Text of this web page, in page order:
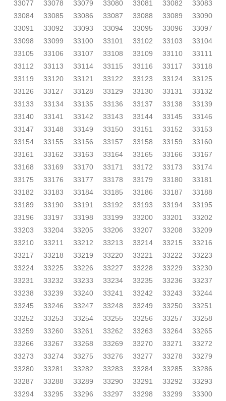
33077
33078 33079 33080 33081 33082
33083
33084
33085 33086 33087 33088 33089
33090
33091
33092 33093 33094 33095 33096
33097
33098
33099 33100 33101 33102 33103
33104
33105
33106 33107 33108 33109 33110
33111
33112
33113 33114 33115 33116 33117
33118
33119
33120 33121 33122 33123 33124
33125
33126
33127 33128 33129 33130 33131
33132
33133
33134 33135 33136 33137 33138
33139
33140
33141 33142 33143 33144 33145
33146
33147
33148 33149 33150 33151 33152
33153
33154
33155 33156 33157 33158 33159
33160
33161
33162 33163 33164 33165 33166
33167
33168
33169 33170 33171 33172 33173
33174
33175
33176 33177 33178 33179 33180
33181
33182
33183 33184 33185 33186 33187
33188
33189
33190 33191 33192 33193 33194
33195
33196
33197 33198 33199 33200 33201
33202
33203
33204 33205 33206 33207 33208
33209
33210
33211 33212 33213 33214 33215
33216
33217
33218 33219 33220 33221 33222
33223
33224
33225 33226 33227 33228 33229
33230
33231
33232 33233 33234 33235 33236
33237
33238
33239 33240 33241 33242 33243
33244
33245
33246 33247 33248 33249 33250
33251
33252
33253 33254 33255 33256 33257
33258
33259
33260 33261 33262 33263 33264
33265
33266
33267 33268 33269 33270 33271
33272
33273
33274 33275 33276 33277 33278
33279
33280
33281 33282 33283 33284 33285
33286
33287
33288 33289 33290 33291 33292
33293
33294
33295 33296 33297 33298 33299
33300